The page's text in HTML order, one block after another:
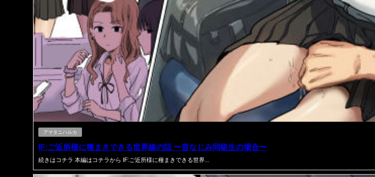
アマタニハルカ
IF:ご近所様に種まきできる世界線の話 〜昔なじみ同級生の場合〜
続きはコチラ 本編はコチラから IF:ご近所様に種まきできる世界...